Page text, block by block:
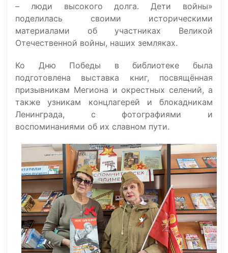
– люди высокого долга. Дети войны»
поделилась своими историческими
материалами об участниках Великой
Отечественной войны, наших земляках.
Ко Дню Победы в библиотеке была
подготовлена выставка книг, посвящённая
призывникам Мегиона и окрестных селений, а
также узникам концлагерей и блокадникам
Ленинграда, с фотографиями и
воспоминаниями об их славном пути.